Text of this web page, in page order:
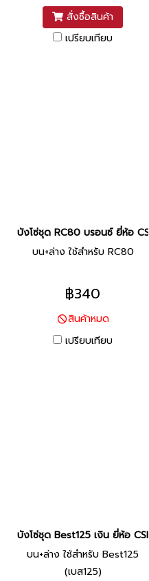
สั่งซื้อสินค้า
เปรียบเทียบ
บังโซ่ชุด RC80 บรอนซ์ ยี่ห้อ CSI
บน+ล่าง ใช้สำหรับ RC80
฿340
สินค้าหมด
เปรียบเทียบ
บังโซ่ชุด Best125 เงิน ยี่ห้อ CSI
บน+ล่าง ใช้สำหรับ Best125
(เบส125)